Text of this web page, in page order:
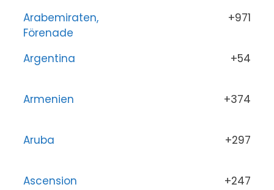
Arabemiraten,
Förenade
+971
Argentina +54
Armenien +374
Aruba +297
Ascension +247